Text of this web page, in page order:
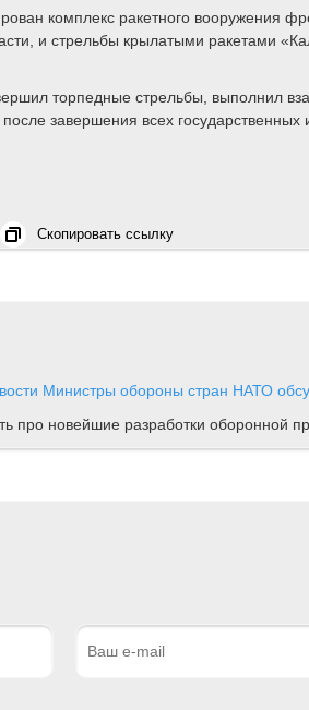
комплекс ракетного вооружения
и стрельбы крылатыми ракетами
торпедные стрельбы, выполнил
завершения всех государственных
Скопировать ссылку
Министры обороны стран НАТО
про новейшие разработки